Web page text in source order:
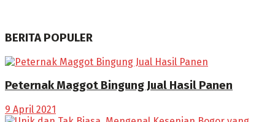
BERITA POPULER
Peternak Maggot Bingung Jual Hasil Panen
9 April 2021